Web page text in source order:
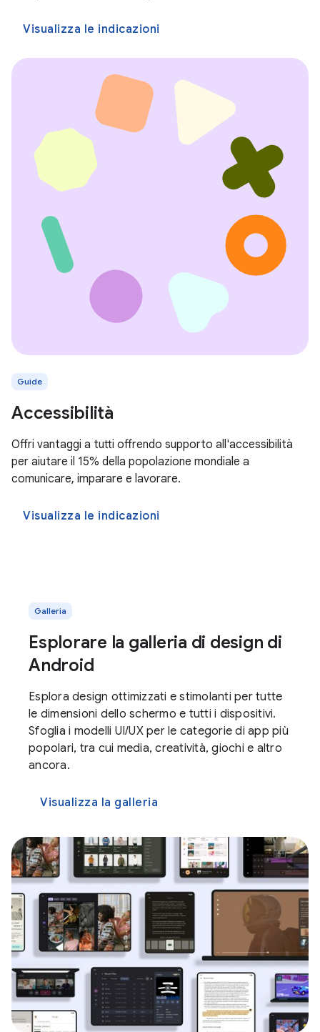
Visualizza le indicazioni
Guide
Accessibilità
Offri vantaggi a tutti offrendo supporto all'accessibilità
per aiutare il 15% della popolazione mondiale a
comunicare, imparare e lavorare.
Visualizza le indicazioni
Galleria
Esplorare la galleria di design di
Android
Esplora design ottimizzati e stimolanti per tutte
le dimensioni dello schermo e tutti i dispositivi.
Sfoglia i modelli UI/UX per le categorie di app più
popolari, tra cui media, creatività, giochi e altro
ancora.
Visualizza la galleria